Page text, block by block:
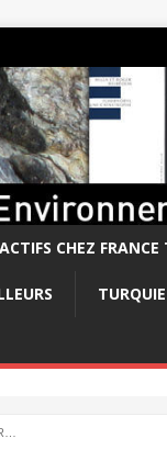
CHEZ FRANCE
TURQUIE